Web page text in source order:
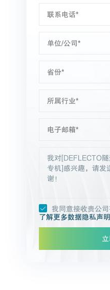
我同意接收贵公
了解更多数据隐私声明